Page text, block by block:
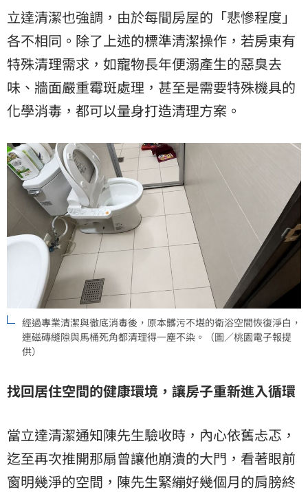
立達清潔也強調，由於每間房屋的「悲慘程度」
各不相同。除了上述的標準清潔操作，若房東有
特殊清理需求，如寵物長年便溺產生的惡臭去
味、牆面嚴重霉斑處理，甚至是需要特殊機具的
化學消毒，都可以量身打造清理方案。
經過專業清潔與徹底消毒後，原本髒污不堪的衛浴空間恢復淨白，
連磁磚縫隙與馬桶死角都清理得一塵不染。（圖／桃園電子報提
供）
找回居住空間的健康環境，讓房子重新進入循環
當立達清潔通知陳先生驗收時，內心依舊忐忑，
迄至再次推開那扇曾讓他崩潰的大門，看著眼前
窗明幾淨的空間，陳先生緊繃好幾個月的肩膀終